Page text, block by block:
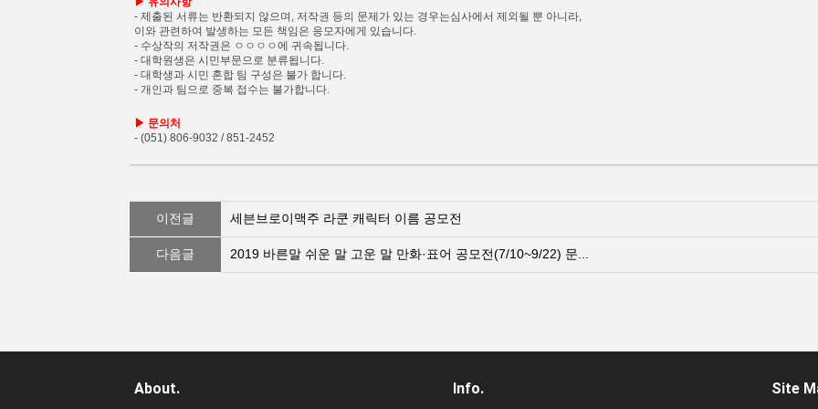
- 제출된 서류는 반환되지 않으며, 저작권 등의 문제가 있는 경우는심사에서 제외될 뿐 아니라,
이와 관련하여 발생하는 모든 책임은 응모자에게 있습니다.
- 수상작의 저작권은 ㅇㅇㅇㅇ에 귀속됩니다.
- 대학원생은 시민부문으로 분류됩니다.
- 대학생과 시민 혼합 팀 구성은 불가 합니다.
- 개인과 팀으로 중복 접수는 불가합니다.
▶ 문의처
- (051) 806-9032 / 851-2452
이전글 세븐브로이맥주 라쿤 캐릭터 이름 공모전
다음글 2019 바른말 쉬운 말 고운 말 만화·표어 공모전(7/10~9/22) 문...
About. Info. Site